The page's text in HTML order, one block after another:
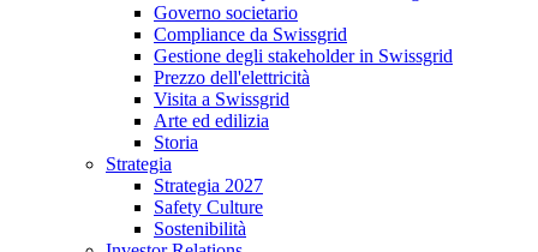
Governo societario
Compliance da Swissgrid
Gestione degli stakeholder in Swissgrid
Prezzo dell'elettricità
Visita a Swissgrid
Arte ed edilizia
Storia
Strategia
Strategia 2027
Safety Culture
Sostenibilità